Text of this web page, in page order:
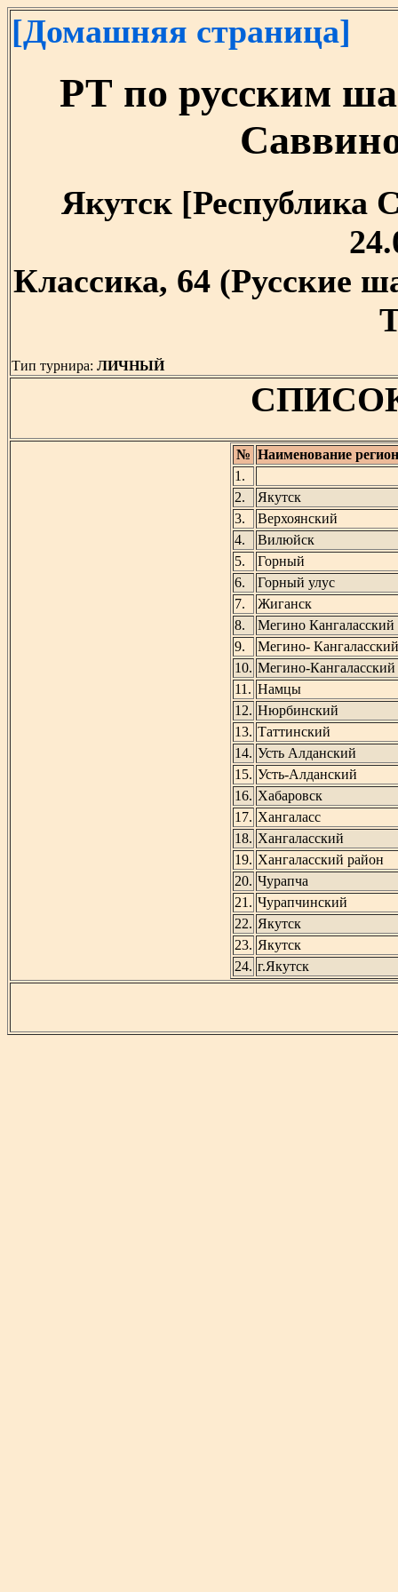
[Домашняя страница]
РТ по русским
Якутск [Республика
Классика, 64 (Русские
Тип турнира: ЛИЧНЫЙ
№ Наименование
1.
2.
Якутск
3.
Верхоянский
4.
Вилюйск
5.
Горный
6.
Горный улус
7.
Жиганск
8.
Мегино Кангаласский
9.
Мегино- Кангаласский
10. Мегино-Кангаласский
11. Намцы
12. Нюрбинский
13. Таттинский
14. Усть Алданский
15. Усть-Алданский
16. Хабаровск
17. Хангаласс
18. Хангаласский
19. Хангаласский район
20. Чурапча
21. Чурапчинский
22. Якутск
23. Якутск
24. г.Якутск